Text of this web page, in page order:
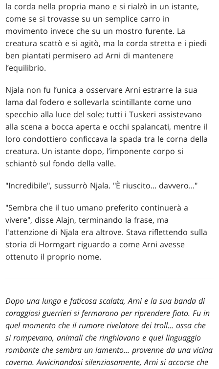
la corda nella propria mano e si rialzò in un istante,
come se si trovasse su un semplice carro in
movimento invece che su un mostro furente. La
creatura scattò e si agitò, ma la corda stretta e i piedi
ben piantati permisero ad Arni di mantenere
l’equilibrio.
Njala non fu l’unica a osservare Arni estrarre la sua
lama dal fodero e sollevarla scintillante come uno
specchio alla luce del sole; tutti i Tuskeri assistevano
alla scena a bocca aperta e occhi spalancati, mentre il
loro condottiero conficcava la spada tra le corna della
creatura. Un istante dopo, l’imponente corpo si
schiantò sul fondo della valle.
"Incredibile", sussurrò Njala. "È riuscito... davvero..."
"Sembra che il tuo umano preferito continuerà a
vivere", disse Alajn, terminando la frase, ma
l'attenzione di Njala era altrove. Stava riflettendo sulla
storia di Hormgart riguardo a come Arni avesse
ottenuto il proprio nome.
Dopo una lunga e faticosa scalata, Arni e la sua banda di
coraggiosi guerrieri si fermarono per riprendere fiato. Fu in
quel momento che il rumore rivelatore dei troll... ossa che
si rompevano, animali che ringhiavano e quel linguaggio
rombante che sembra un lamento... provenne da una vicina
caverna. Avvicinandosi silenziosamente, Arni si accorse che